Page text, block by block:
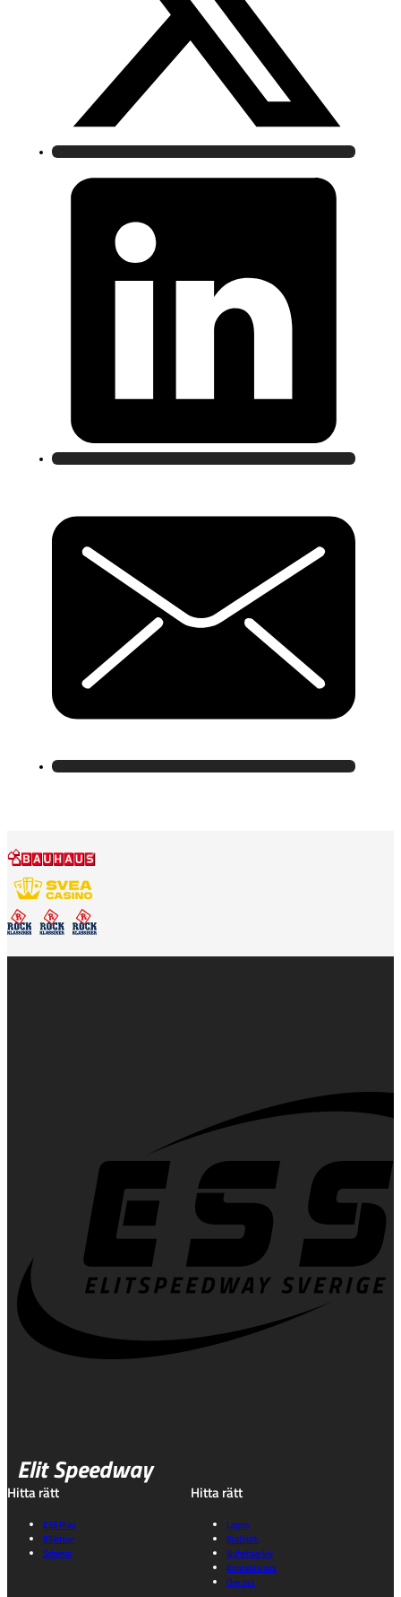
Elit Speedway
Hitta rätt
ESS Play
Biljetter
Schema
Hitta rätt
Lagen
Statistik
Nyhetsarkiv
Kontakta oss
Om oss